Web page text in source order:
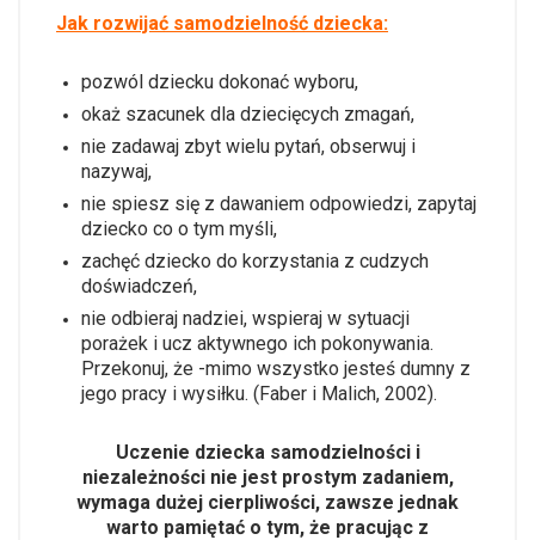
Jak rozwijać samodzielność dziecka:
pozwól dziecku dokonać wyboru,
okaż szacunek dla dziecięcych zmagań,
nie zadawaj zbyt wielu pytań, obserwuj i
nazywaj,
nie spiesz się z dawaniem odpowiedzi, zapytaj
dziecko co o tym myśli,
zachęć dziecko do korzystania z cudzych
doświadczeń,
nie odbieraj nadziei, wspieraj w sytuacji
porażek i ucz aktywnego ich pokonywania.
Przekonuj, że -mimo wszystko jesteś dumny z
jego pracy i wysiłku. (Faber i Malich, 2002).
Uczenie dziecka samodzielności i
niezależności nie jest prostym zadaniem,
wymaga dużej cierpliwości, zawsze jednak
warto pamiętać o tym, że pracując z